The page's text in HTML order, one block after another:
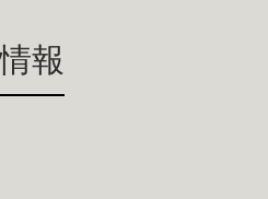
報